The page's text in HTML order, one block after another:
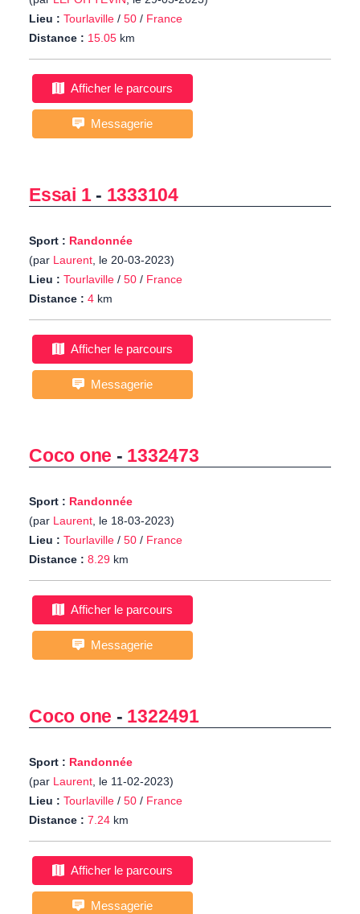
Lieu : Tourlaville / 50 / France
Distance : 15.05 km
Afficher le parcours
Messagerie
Essai 1- 1333104
Sport : Randonnée
(par Laurent, le 20-03-2023)
Lieu : Tourlaville / 50 / France
Distance : 4 km
Afficher le parcours
Messagerie
Coco one - 1332473
Sport : Randonnée
(par Laurent, le 18-03-2023)
Lieu : Tourlaville / 50 / France
Distance : 8.29 km
Afficher le parcours
Messagerie
Coco one - 1322491
Sport : Randonnée
(par Laurent, le 11-02-2023)
Lieu : Tourlaville / 50 / France
Distance : 7.24 km
Afficher le parcours
Messagerie